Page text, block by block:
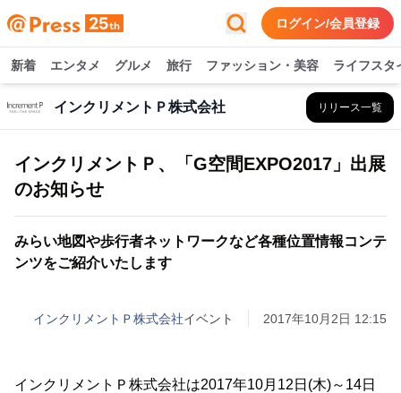
ログイン/会員登録
新着 エンタメ グルメ 旅行 ファッション・美容 ライフスタ
インクリメントＰ株式会社 リリース一覧
インクリメントＰ、「G空間EXPO2017」出展
のお知らせ
みらい地図や歩行者ネットワークなど各種位置情報コンテ
ンツをご紹介いたします
インクリメントＰ株式会社イベント 2017年10月2日 12:15
インクリメントＰ株式会社は2017年10月12日(木)～14日